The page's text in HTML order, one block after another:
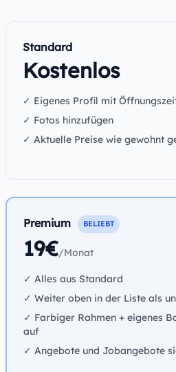
Standard
Kostenlos
✓ Eigenes Profil mit
✓ Fotos hinzufügen
✓ Aktuelle Preise wie gewohnt
Premium BELIEBT
19€/Monat
✓ Alles aus Standard
✓ Weiter oben in der Liste als
✓ Farbiger Rahmen + eigenes
auf
✓ Angebote und Jobangebote